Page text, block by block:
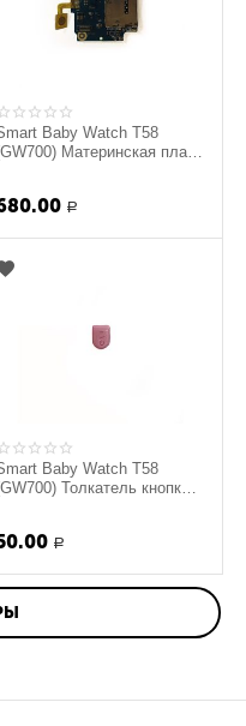
Baby Watch T58
Материнская плата
Р
Baby Watch T58
Толкатель кнопки
Р